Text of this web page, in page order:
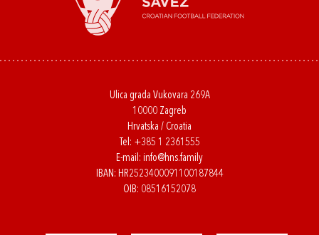
Ulica grada Vukovara 269A
10000 Zagreb
Hrvatska / Croatia
Tel: +385 1 2361555
E-mail: info@hns.family
IBAN: HR2523400091100187844
OIB: 08516152078